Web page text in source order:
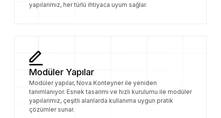
yapılarımız, her türlü ihtiyaca uyum sağlar.
Modüler Yapılar
Modüler yapılar, Nova Konteyner ile yeniden
tanımlanıyor. Esnek tasarımı ve hızlı kurulumu ile modüler
yapılarımız, çeşitli alanlarda kullanıma uygun pratik
çözümler sunar.